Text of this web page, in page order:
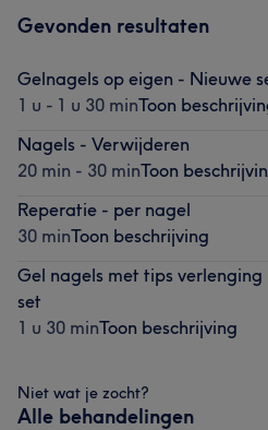
Gevonden resultaten
Gelnagels op eigen - Nieuwe
1 u - 1 u 30 minToon
Nagels - Verwijderen
20 min - 30 minToon
Reperatie - per nagel
30 minToon beschrijving
Gel nagels met tips
set
1 u 30 minToon beschrijving
Niet wat je zocht?
Alle behandelingen